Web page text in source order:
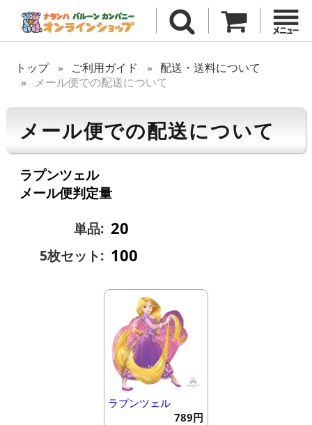
トップ ご利用ガイド
配送・送料について
メール便での配送について
メール便での配送について
ラプンツェル
メール便判定量
単品: 20
5枚セット: 100
ラプンツェル
789円